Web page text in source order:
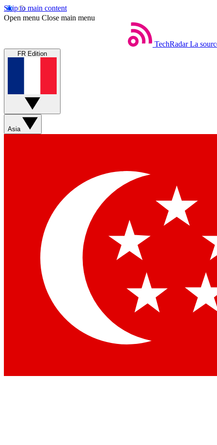
Skip to main content
Open menu Close main menu
TechRadar La
FR Edition
Asia